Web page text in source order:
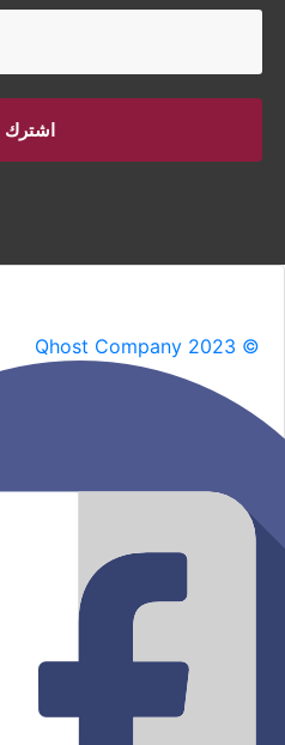
اشترك
Qhost Company 2023 ©